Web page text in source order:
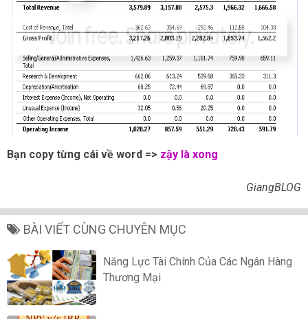
Bạn copy từng cái về word => zậy là xong
GiangBLOG
BÀI VIẾT CÙNG CHUYÊN MỤC
Năng Lực Tài Chính Của Các Ngân Hàng
Thương Mại